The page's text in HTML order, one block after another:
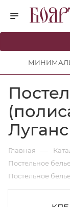
Главная —
Постельное
Постельное